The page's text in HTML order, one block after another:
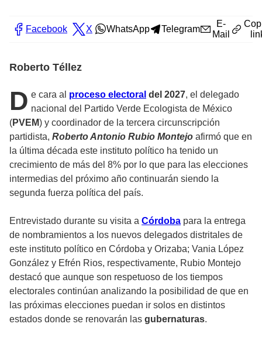
Facebook X WhatsApp Telegram
E-
Mail
Roberto Téllez
D e cara al proceso electoral del 2027, el delegado
nacional del Partido Verde Ecologista de México
(PVEM) y coordinador de la tercera circunscripción
partidista, Roberto Antonio Rubio Montejo afirmó que en
la última década este instituto político ha tenido un
crecimiento de más del 8% por lo que para las elecciones
intermedias del próximo año continuarán siendo la
segunda fuerza política del país.
Entrevistado durante su visita a Córdoba para la entrega
de nombramientos a los nuevos delegados distritales de
este instituto político en Córdoba y Orizaba; Vania López
González y Efrén Rios, respectivamente, Rubio Montejo
destacó que aunque son respetuoso de los tiempos
electorales continúan analizando la posibilidad de que en
las próximas elecciones puedan ir solos en distintos
estados donde se renovarán las gubernaturas.